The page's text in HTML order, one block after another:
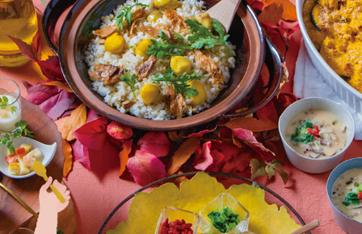
AUTUMN HARVEST FESTIVAL IN THE MORNING
2024